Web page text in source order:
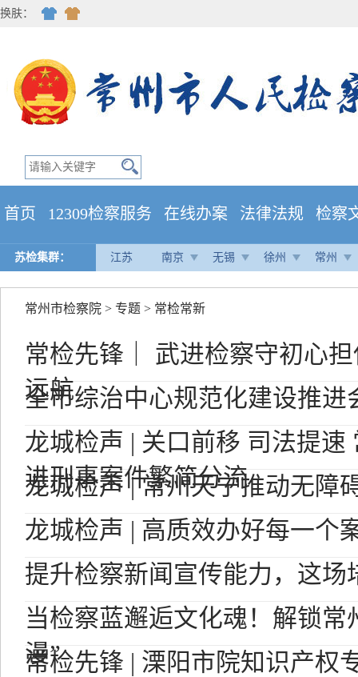
换肤：
首页 12309检察服务 在线办案 法律法规 检察
苏检集群： 江苏 南京 无锡 徐州 常州
常州市检察院 > 专题 > 常检常新
常检先锋｜ 武进检察守初心
远航
全市综治中心规范化建设推进
龙城检声 | 关口前移 司法提速
进刑事案件繁简分流
龙城检声 | 常州天宁推动无障
龙城检声 | 高质效办好每一个
提升检察新闻宣传能力，这场
当检察蓝邂逅文化魂！解锁常
漫”
常检先锋 | 溧阳市院知识产权